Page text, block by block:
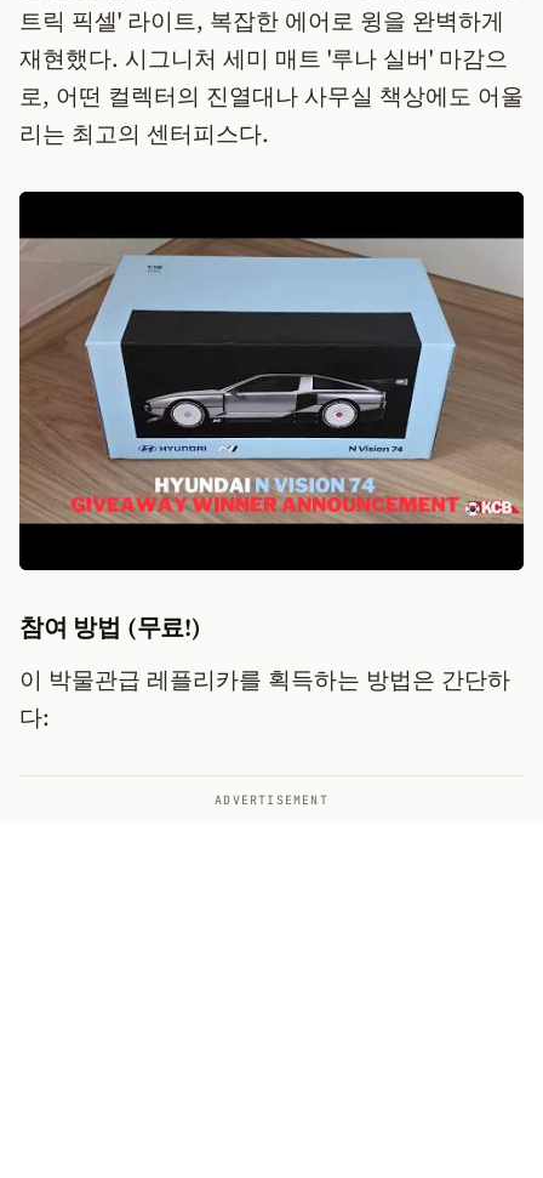
트릭 픽셀' 라이트, 복잡한 에어로 윙을 완벽하게
재현했다. 시그니처 세미 매트 '루나 실버' 마감으
로, 어떤 컬렉터의 진열대나 사무실 책상에도 어울
리는 최고의 센터피스다.
참여 방법 (무료!)
이 박물관급 레플리카를 획득하는 방법은 간단하
다:
ADVERTISEMENT